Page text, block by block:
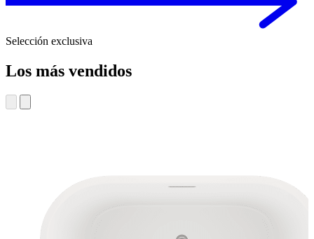
Selección exclusiva
Los más vendidos